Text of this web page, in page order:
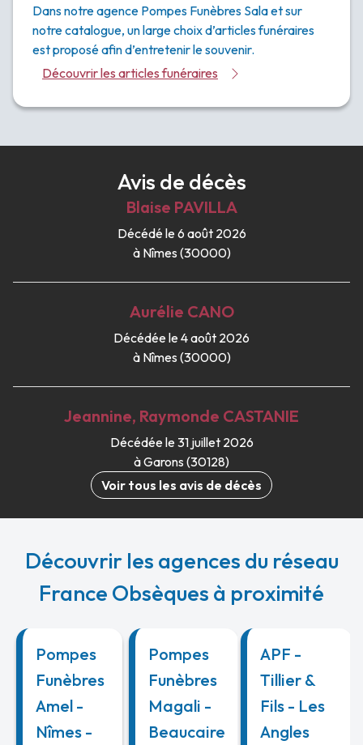
Dans notre agence Pompes Funèbres Sala et sur
notre catalogue, un large choix d’articles funéraires
est proposé afin d’entretenir le souvenir.
Découvrir les articles funéraires
Avis de décès
Blaise PAVILLA
Décédé le 6 août 2026
à Nîmes (30000)
Aurélie CANO
Décédée le 4 août 2026
à Nîmes (30000)
Jeannine, Raymonde CASTANIE
Décédée le 31 juillet 2026
à Garons (30128)
Voir tous les avis de décès
Découvrir les agences du réseau
France Obsèques à proximité
Pompes
Funèbres
Amel -
Nîmes -
Pompes
Funèbres
Magali -
Beaucaire
APF -
Tillier &
Fils - Les
Angles